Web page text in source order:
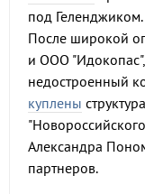
под Геленджиком.
После широкой
и ООО
недостроенный
куплены
Александра
партнеров.